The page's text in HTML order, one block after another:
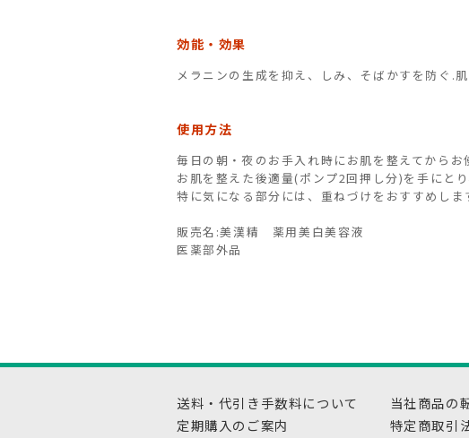
効能・効果
メラニンの生成を抑え、しみ、そばかすを防ぐ.
使用方法
毎日の朝・夜のお手入れ時にお肌を整えてからお
お肌を整えた後適量(ポンプ2回押し分)を手にとり
特に気になる部分には、重ねづけをおすすめしま
販売名:美漢精 薬用美白美容液
医薬部外品
送料・代引き手数料について
定期購入のご案内
当社商品の
特定商取引